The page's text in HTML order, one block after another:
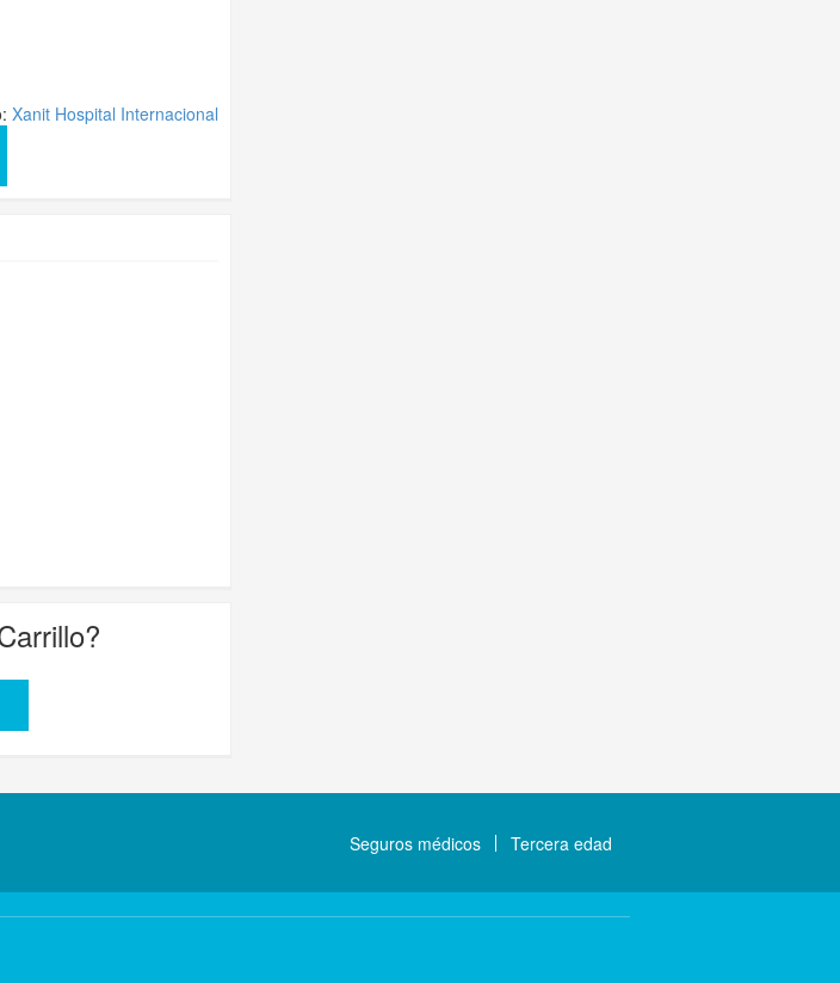
Xanit Hospital Internacional
?
Seguros médicos Tercera edad